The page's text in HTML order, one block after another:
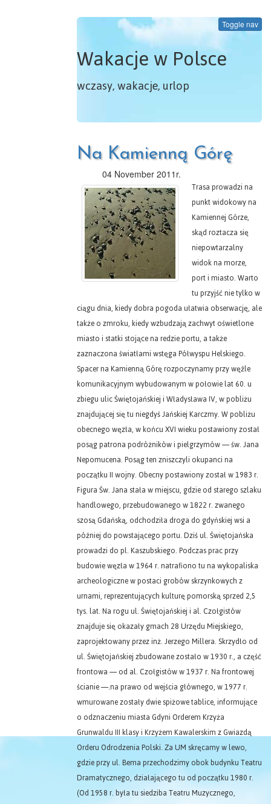
Toggle nav
Wakacje w Polsce
wczasy, wakacje, urlop
Na Kamienną Górę
04 November 2011r.
Trasa prowadzi na
punkt widokowy na
Kamiennej Górze,
skąd roztacza się
niepowtarzalny
widok na morze,
port i miasto. Warto
tu przyjść nie tylko w
ciągu dnia, kiedy dobra pogoda ułatwia obserwację, ale
także o zmroku, kiedy wzbudzają zachwyt oświetlone
miasto i statki stojące na redzie portu, a także
zaznaczona światłami wstęga Półwyspu Helskiego.
Spacer na Kamienną Górę rozpoczynamy przy węźle
komunikacyjnym wybudowanym w połowie lat 60. u
zbiegu ulic Świętojańskiej i Władysława IV, w pobliżu
znajdującej się tu niegdyś Jańskiej Karczmy. W pobliżu
obecnego węzła, w końcu XVI wieku postawiony został
posąg patrona podróżników i pielgrzymów — św. Jana
Nepomucena. Posąg ten zniszczyli okupanci na
początku II wojny. Obecny postawiony został w 1983 r.
Figura Św. Jana stała w miejscu, gdzie od starego szlaku
handlowego, przebudowanego w 1822 r. zwanego
szosą Gdańską, odchodziła droga do gdyńskiej wsi a
później do powstającego portu. Dziś ul. Świętojańska
prowadzi do pl. Kaszubskiego. Podczas prac przy
budowie węzła w 1964 r. natrafiono tu na wykopaliska
archeologiczne w postaci grobów skrzynkowych z
urnami, reprezentujących kulturę pomorską sprzed 2,5
tys. lat. Na rogu ul. Świętojańskiej i al. Czołgistów
znajduje się okazały gmach 28 Urzędu Miejskiego,
zaprojektowany przez inż. Jerzego Millera. Skrzydło od
ul. Świętojańskiej zbudowane zostało w 1930 r., a część
frontowa — od al. Czołgistów w 1937 r. Na frontowej
ścianie —.na prawo od wejścia głównego, w 1977 r.
wmurowane zostały dwie spiżowe tablice, informujące
o odznaczeniu miasta Gdyni Orderem Krzyża
Grunwaldu III klasy i Krzyżem Kawalerskim z Gwiazdą
Orderu Odrodzenia Polski. Za UM skręcamy w lewo,
gdzie przy ul. Bema przechodzimy obok budynku Teatru
Dramatycznego, działającego tu od początku 1980 r.
(Od 1958 r. była tu siedziba Teatru Muzycznego,